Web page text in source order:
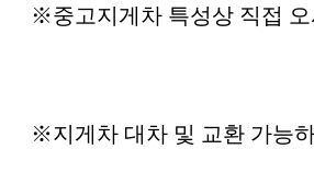
※중고지게차 특성상 직접
※지게차 대차 및 교환 가능